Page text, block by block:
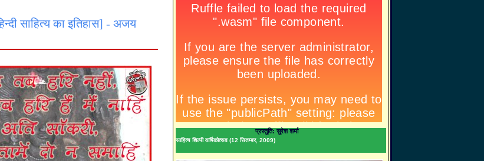
साहित्य का इतिहास] - अजय
प्रस्तुति: सुरेश शर्मा
साहित्य शिल्पी वार्षिकोत्सव (12 सितम्बर, 2009)